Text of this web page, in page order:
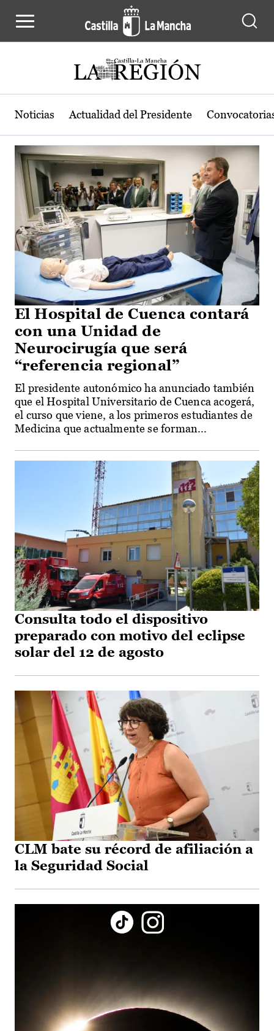
Actualidad de la región de Castilla-
Noticias Actualidad del Presidente
El Hospital de Cuenca contará
con una Unidad de
Neurocirugía que será
“referencia regional”
El presidente autonómico ha anunciado también
que el Hospital Universitario de Cuenca acogerá,
el curso que viene, a los primeros estudiantes de
Medicina que actualmente se forman...
Consulta todo el dispositivo
preparado con motivo del eclipse
solar del 12 de agosto
CLM bate su récord de afiliación a
la Seguridad Social